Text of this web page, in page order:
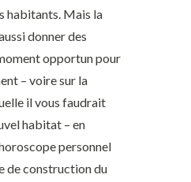
habitants. Mais la
donner des
opportun pour
– voire sur la
il vous faudrait
habitat – en
personnel
de construction du